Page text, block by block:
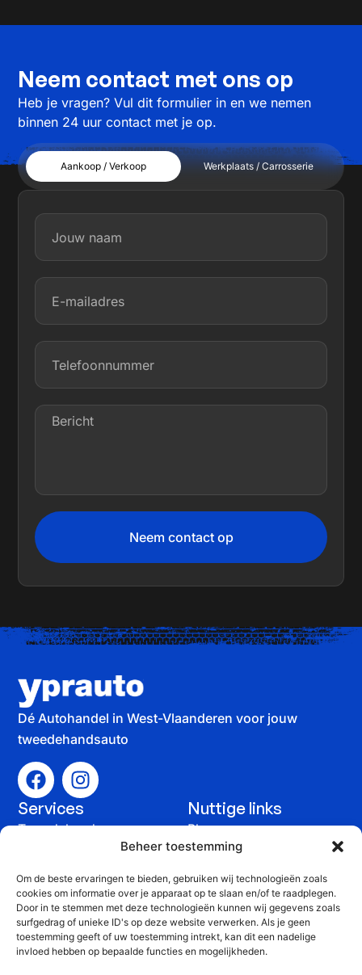
Beheer toestemming
Om de beste ervaringen te bieden, gebruiken wij technologieën zoals
cookies om informatie over je apparaat op te slaan en/of te raadplegen.
Door in te stemmen met deze technologieën kunnen wij gegevens zoals
surfgedrag of unieke ID's op deze website verwerken. Als je geen
toestemming geeft of uw toestemming intrekt, kan dit een nadelige
invloed hebben op bepaalde functies en mogelijkheden.
Neem contact met ons op
Heb je vragen? Vul dit formulier in en we nemen
binnen 24 uur contact met je op.
Aankoop / Verkoop Werkplaats / Carrosserie
Neem contact op
Dé Autohandel in West-Vlaanderen voor jouw
tweedehandsauto
Services
Tweedehandswagens
Onderhoud &
herstelling
Nuttige links
Blog
Contact
+32 51 815 816